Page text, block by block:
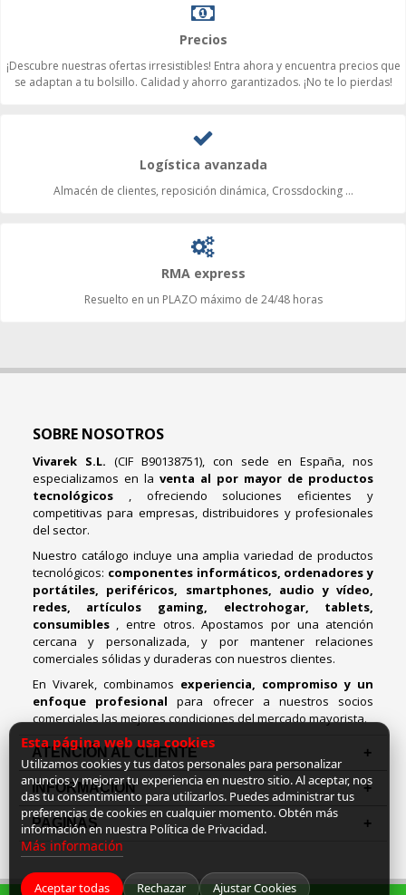
Precios
¡Descubre nuestras ofertas irresistibles! Entra ahora y encuentra precios que
se adaptan a tu bolsillo. Calidad y ahorro garantizados. ¡No te lo pierdas!
Logística avanzada
Almacén de clientes, reposición dinámica, Crossdocking ...
RMA express
Resuelto en un PLAZO máximo de 24/48 horas
SOBRE NOSOTROS
Vivarek S.L. (CIF B90138751), con sede en España, nos
especializamos en la venta al por mayor de productos
tecnológicos , ofreciendo soluciones eficientes y
competitivas para empresas, distribuidores y profesionales
del sector.
Nuestro catálogo incluye una amplia variedad de productos
tecnológicos: componentes informáticos, ordenadores y
portátiles, periféricos, smartphones, audio y vídeo,
redes, artículos gaming, electrohogar, tablets,
consumibles , entre otros. Apostamos por una atención
cercana y personalizada, y por mantener relaciones
comerciales sólidas y duraderas con nuestros clientes.
En Vivarek, combinamos experiencia, compromiso y un
enfoque profesionalpara ofrecer a nuestros socios
comerciales las mejores condiciones del mercado mayorista.
ATENCIÓN AL CLIENTE
INFORMACION
PAGINAS
Esta página web usa cookies
Utilizamos cookies y tus datos personales para personalizar
anuncios y mejorar tu experiencia en nuestro sitio. Al aceptar, nos
das tu consentimiento para utilizarlos. Puedes administrar tus
preferencias de cookies en cualquier momento. Obtén más
información en nuestra Política de Privacidad.
Más información
Aceptar todas Rechazar Ajustar Cookies